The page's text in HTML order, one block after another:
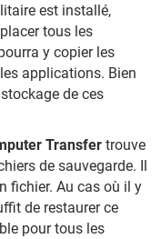
est installé,
tous les
y copier les
applications. Bien
de ces
Transfer trouve
de sauvegarde. Il
fichier. Au cas où il y
de restaurer ce
pour tous les